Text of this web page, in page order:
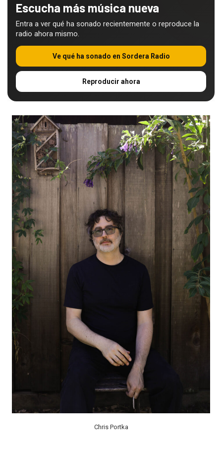
Escucha más música nueva
Entra a ver qué ha sonado recientemente o reproduce la
radio ahora mismo.
Ve qué ha sonado en Sordera Radio
Reproducir ahora
Chris Portka